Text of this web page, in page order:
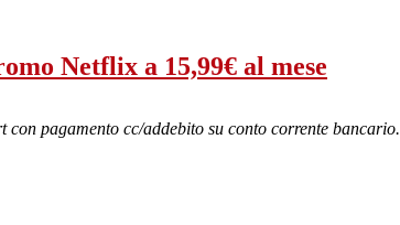
Netflix a 15,99€ al mese
pagamento cc/addebito su conto corrente bancario.